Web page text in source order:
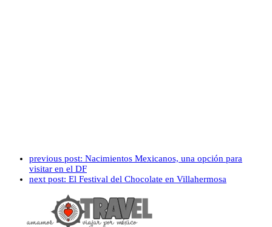
previous post: Nacimientos Mexicanos, una opción para
visitar en el DF
next post: El Festival del Chocolate en Villahermosa